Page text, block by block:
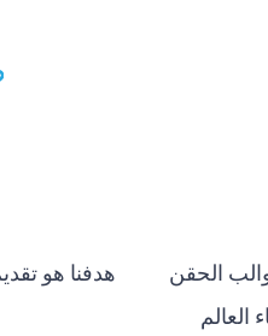
هدفنا هو
قوالب الحقن